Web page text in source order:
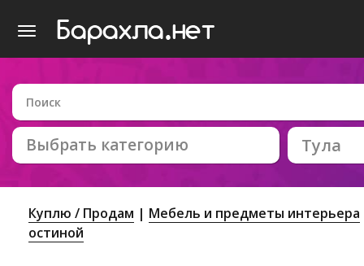
Выбрать категорию Тула
Куплю / Продам
Мебель и предметы интерьера
остиной